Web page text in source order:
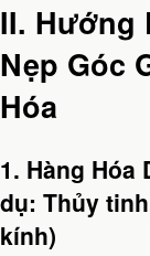
II. Hướng
Nẹp Góc
Hóa
1. Hàng Hóa
dụ: Thủy
kính)